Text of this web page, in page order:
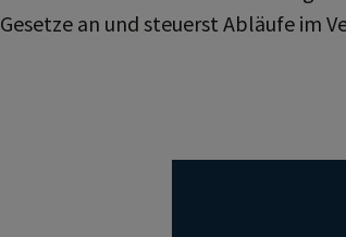
an und steuerst Abläufe im